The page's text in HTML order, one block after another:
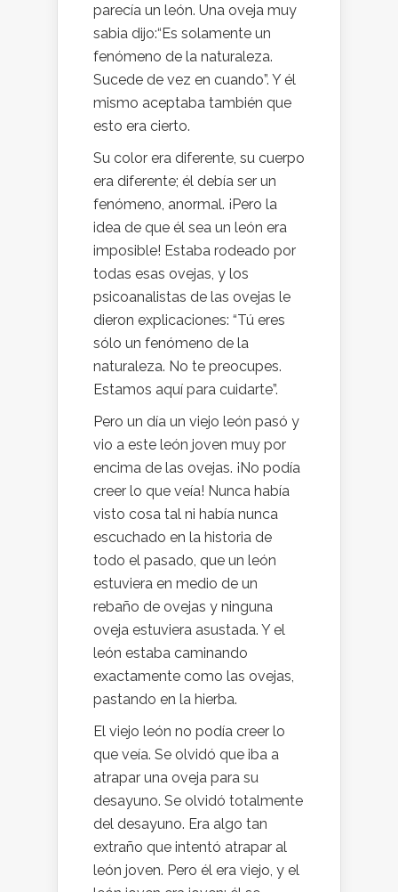
parecía un león. Una oveja muy
sabia dijo:“Es solamente un
fenómeno de la naturaleza.
Sucede de vez en cuando”. Y él
mismo aceptaba también que
esto era cierto.
Su color era diferente, su cuerpo
era diferente; él debía ser un
fenómeno, anormal. ¡Pero la
idea de que él sea un león era
imposible! Estaba rodeado por
todas esas ovejas, y los
psicoanalistas de las ovejas le
dieron explicaciones: “Tú eres
sólo un fenómeno de la
naturaleza. No te preocupes.
Estamos aquí para cuidarte”.
Pero un día un viejo león pasó y
vio a este león joven muy por
encima de las ovejas. ¡No podía
creer lo que veía! Nunca había
visto cosa tal ni había nunca
escuchado en la historia de
todo el pasado, que un león
estuviera en medio de un
rebaño de ovejas y ninguna
oveja estuviera asustada. Y el
león estaba caminando
exactamente como las ovejas,
pastando en la hierba.
El viejo león no podía creer lo
que veía. Se olvidó que iba a
atrapar una oveja para su
desayuno. Se olvidó totalmente
del desayuno. Era algo tan
extraño que intentó atrapar al
león joven. Pero él era viejo, y el